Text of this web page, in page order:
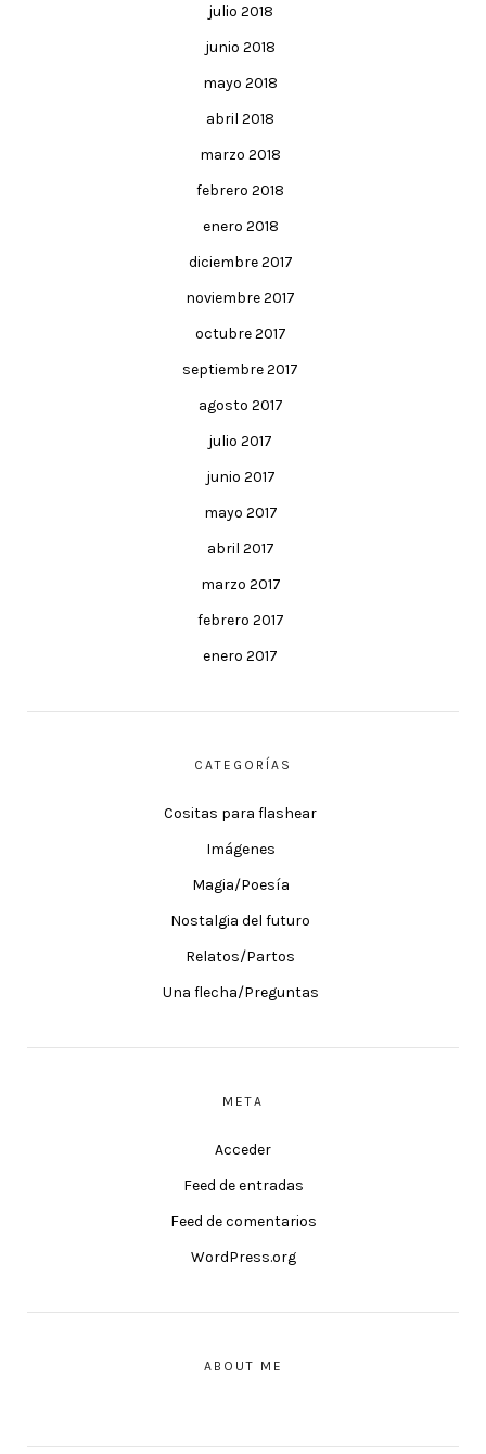
julio 2018
junio 2018
mayo 2018
abril 2018
marzo 2018
febrero 2018
enero 2018
diciembre 2017
noviembre 2017
octubre 2017
septiembre 2017
agosto 2017
julio 2017
junio 2017
mayo 2017
abril 2017
marzo 2017
febrero 2017
enero 2017
CATEGORÍAS
Cositas para flashear
Imágenes
Magia/Poesía
Nostalgia del futuro
Relatos/Partos
Una flecha/Preguntas
META
Acceder
Feed de entradas
Feed de comentarios
WordPress.org
ABOUT ME